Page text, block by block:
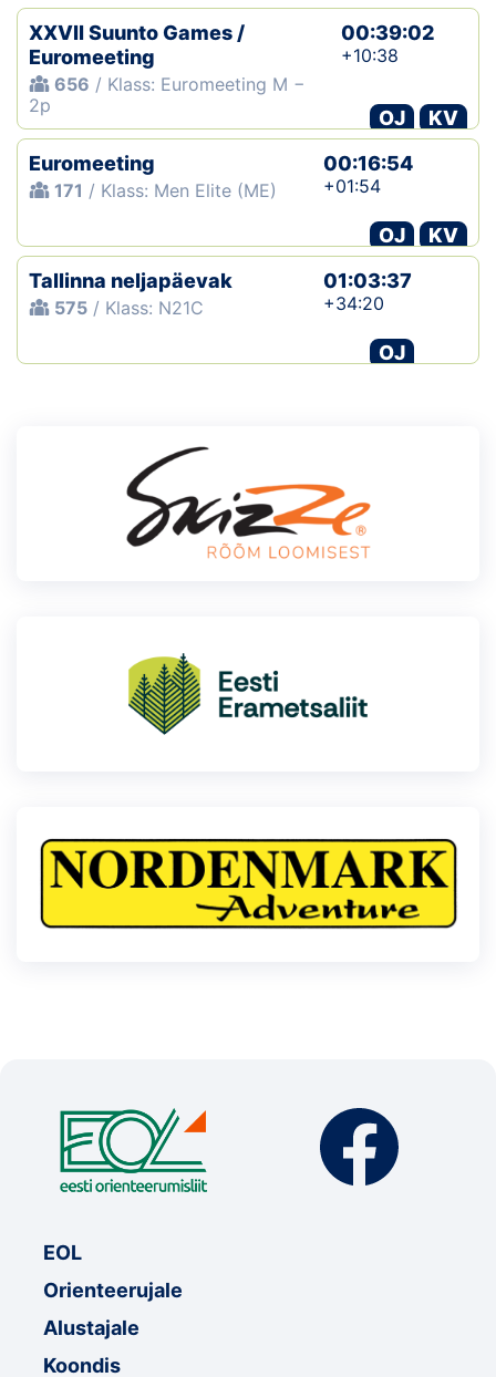
XXVII Suunto Games /
Euromeeting
656 / Klass: Euromeeting M −
2p
00:39:02
+10:38
OJ
KV
Euromeeting
171 / Klass: Men Elite (ME)
00:16:54
+01:54
OJ
KV
Tallinna neljapäevak
575 / Klass: N21C
01:03:37
+34:20
OJ
EOL
Orienteerujale
Alustajale
Koondis